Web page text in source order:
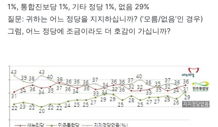
1%, 통합진보당 1%, 기타 정당 1%, 없음 29%
질문: 귀하는 어느 정당을 지지하십니까? (‘모름/없음’인 경우)
그럼, 어느 정당에 조금이라도 더 호감이 가십니까?